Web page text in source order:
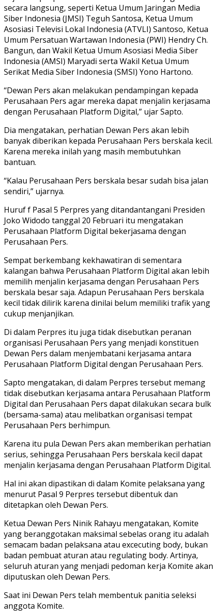
secara langsung, seperti Ketua Umum Jaringan Media
Siber Indonesia (JMSI) Teguh Santosa, Ketua Umum
Asosiasi Televisi Lokal Indonesia (ATVLI) Santoso, Ketua
Umum Persatuan Wartawan Indonesia (PWI) Hendry Ch.
Bangun, dan Wakil Ketua Umum Asosiasi Media Siber
Indonesia (AMSI) Maryadi serta Wakil Ketua Umum
Serikat Media Siber Indonesia (SMSI) Yono Hartono.
“Dewan Pers akan melakukan pendampingan kepada
Perusahaan Pers agar mereka dapat menjalin kerjasama
dengan Perusahaan Platform Digital,” ujar Sapto.
Dia mengatakan, perhatian Dewan Pers akan lebih
banyak diberikan kepada Perusahaan Pers berskala kecil.
Karena mereka inilah yang masih membutuhkan
bantuan.
“Kalau Perusahaan Pers berskala besar sudah bisa jalan
sendiri,” ujarnya.
Huruf f Pasal 5 Perpres yang ditandantangani Presiden
Joko Widodo tanggal 20 Februari itu mengatakan
Perusahaan Platform Digital bekerjasama dengan
Perusahaan Pers.
Sempat berkembang kekhawatiran di sementara
kalangan bahwa Perusahaan Platform Digital akan lebih
memilih menjalin kerjasama dengan Perusahaan Pers
berskala besar saja. Adapun Perusahaan Pers berskala
kecil tidak dilirik karena dinilai belum memiliki trafik yang
cukup menjanjikan.
Di dalam Perpres itu juga tidak disebutkan peranan
organisasi Perusahaan Pers yang menjadi konstituen
Dewan Pers dalam menjembatani kerjasama antara
Perusahaan Platform Digital dengan Perusahaan Pers.
Sapto mengatakan, di dalam Perpres tersebut memang
tidak disebutkan kerjasama antara Perusahaan Platform
Digital dan Perusahaan Pers dapat dilakukan secara bulk
(bersama-sama) atau melibatkan organisasi tempat
Perusahaan Pers berhimpun.
Karena itu pula Dewan Pers akan memberikan perhatian
serius, sehingga Perusahaan Pers berskala kecil dapat
menjalin kerjasama dengan Perusahaan Platform Digital.
Hal ini akan dipastikan di dalam Komite pelaksana yang
menurut Pasal 9 Perpres tersebut dibentuk dan
ditetapkan oleh Dewan Pers.
Ketua Dewan Pers Ninik Rahayu mengatakan, Komite
yang beranggotakan maksimal sebelas orang itu adalah
semacam badan pelaksana atau excecuting body, bukan
badan pembuat aturan atau regulating body. Artinya,
seluruh aturan yang menjadi pedoman kerja Komite akan
diputuskan oleh Dewan Pers.
Saat ini Dewan Pers telah membentuk panitia seleksi
anggota Komite.